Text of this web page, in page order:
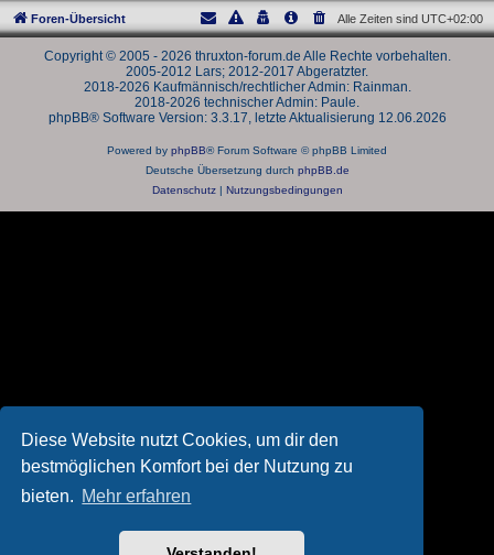
Diese Website nutzt Cookies, um dir den
bestmöglichen Komfort bei der Nutzung zu
bieten. Mehr erfahren
Foren-Übersicht Alle Zeiten sind UTC+02:00
Copyright © 2005 - 2026 thruxton-forum.de Alle Rechte vorbehalten.
2005-2012 Lars; 2012-2017 Abgeratzter.
2018-2026 Kaufmännisch/rechtlicher Admin: Rainman.
2018-2026 technischer Admin: Paule.
phpBB® Software Version: 3.3.17, letzte Aktualisierung 12.06.2026
Powered by phpBB® Forum Software © phpBB Limited
Deutsche Übersetzung durch phpBB.de
Datenschutz| Nutzungsbedingungen